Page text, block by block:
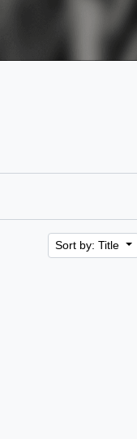
Sort by: Title